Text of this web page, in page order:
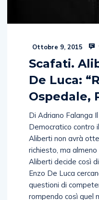
Ottobre 9, 2015
Scafati.
De Luca:
Ospedale,
Di Adriano Falanga
Democratico contro
Aliberti non avrà
richiesto, ma almeno
Aliberti decide così
Enzo De Luca
questioni di
rompendo così quel